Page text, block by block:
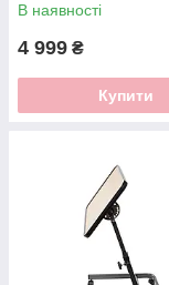
В наявності
4 999 ₴
Купити